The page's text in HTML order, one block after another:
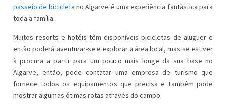
passeio de bicicleta no Algarve é uma experiência fantástica para
toda a família.
Muitos resorts e hotéis têm disponíveis bicicletas de aluguer e
então poderá aventurar-se e explorar a área local, mas se estiver
à procura a partir para um pouco mais longe da sua base no
Algarve, então, pode contatar uma empresa de turismo que
fornece todos os equipamentos que precisa e também pode
mostrar algumas ótimas rotas através do campo.